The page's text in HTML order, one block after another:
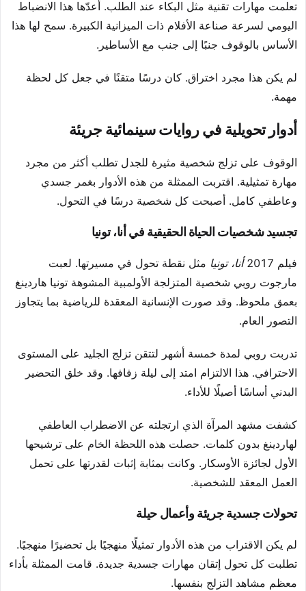
تعلمت مهارات تقنية مثل البكاء عند الطلب. أعدّها هذا الانضباط
اليومي لسرعة صناعة الأفلام ذات الميزانية الكبيرة. سمح لها هذا
الأساس بالوقوف جنبًا إلى جنب مع الأساطير.
لم يكن هذا مجرد اختراق. كان درسًا متقنًا في جعل كل لحظة
مهمة.
أدوار تحويلية في روايات سينمائية جريئة
الوقوف على تزلج شخصية مثيرة للجدل تطلب أكثر من مجرد
مهارة تمثيلية. اقتربت الممثلة من هذه الأدوار بغمر جسدي
وعاطفي كامل. أصبحت كل شخصية درسًا في التحول.
تجسيد شخصيات الحياة الحقيقية في أنا، تونيا
فيلم 2017 أنا، تونيا مثل نقطة تحول في مسيرتها. لعبت
مارجوت روبي شخصية المتزلجة الأولمبية المشوهة تونيا هاردينغ
بعمق ملحوظ. وقد صورت الإنسانية المعقدة للرياضية بما يتجاوز
التصور العام.
تدربت روبي لمدة خمسة أشهر لتتقن تزلج الجليد على المستوى
الاحترافي. هذا الالتزام امتد إلى ليلة زفافها. وقد خلق التحضير
البدني أساسًا أصيلًا للأداء.
كشفت مشهد المرآة الذي ارتجلته عن الاضطراب العاطفي
لهاردينغ بدون كلمات. حصلت هذه اللحظة الخام على ترشيحها
الأول لجائزة الأوسكار. وكانت بمثابة إثبات لقدرتها على تحمل
العمل المعقد للشخصية.
تحولات جسدية جريئة وأعمال حيلة
لم يكن الاقتراب من هذه الأدوار تمثيلًا منهجيًا بل تحضيرًا منهجيًا.
تطلبت كل تحول إتقان مهارات جسدية جديدة. قامت الممثلة بأداء
معظم مشاهد التزلج بنفسها.